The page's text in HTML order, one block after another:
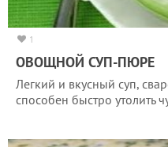
1
ОВОЩНОЙ СУП-ПЮРЕ
Легкий и вкусный суп,
способен быстро утолить